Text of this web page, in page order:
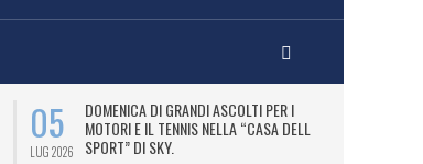
05
LUG 2026
DOMENICA DI GRANDI ASCOLTI PER I
MOTORI E IL TENNIS NELLA “CASA DELLO
SPORT” DI SKY.